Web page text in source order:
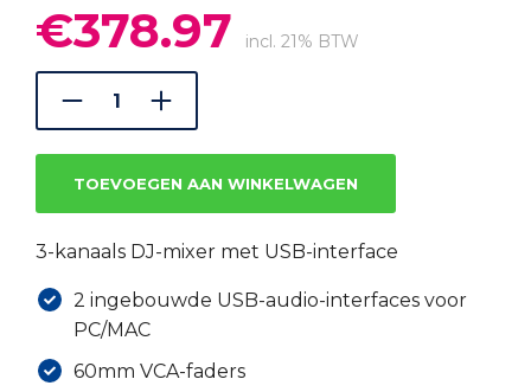
Oorspronkelijke
prijs
was:
€526.35.
€378.97 prijs
incl. 21% BTW
TOEVOEGEN AAN WINKELWAGEN
3-kanaals DJ-mixer met USB-interface
2 ingebouwde USB-audio-interfaces voor
PC/MAC
60mm VCA-faders